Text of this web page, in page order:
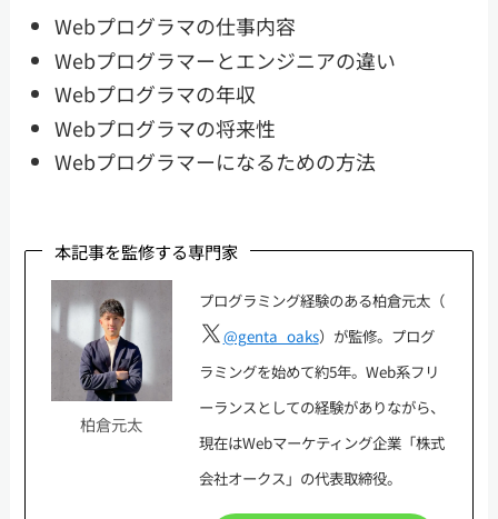
Webプログラマの仕事内容
Webプログラマーとエンジニアの違い
Webプログラマの年収
Webプログラマの将来性
Webプログラマーになるための方法
本記事を監修する専門家
柏倉元太
プログラミング経験のある柏倉元太（
@genta_oaks）が監修。プログ
ラミングを始めて約5年。Web系フリ
ーランスとしての経験がありながら、
現在はWebマーケティング企業「株式
会社オークス」の代表取締役。